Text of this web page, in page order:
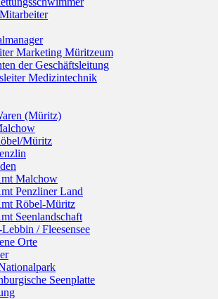
Marketing Müritzeum
der Geschäftsleitung
Medizintechnik
(Müritz)
Müritz
Malchow
Penzliner Land
Röbel-Müritz
Seenlandschaft
/ Fleesensee
Orte
Seenplatte